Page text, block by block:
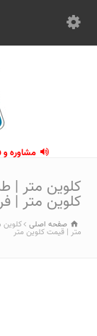
کلوین متر |
کلوین متر |
صفحه اصلی
متر | قیمت کلوین متر